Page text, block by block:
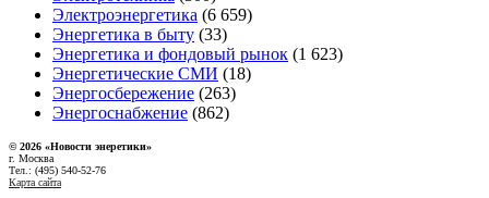
Электроэнергетика (6 659)
Энергетика в быту (33)
Энергетика и фондовый рынок (1 623)
Энергетические СМИ (18)
Энергосбережение (263)
Энергоснабжение (862)
© 2026 «Новости энеретики»
г. Москва
Тел.: (495) 540-52-76
Карта сайта